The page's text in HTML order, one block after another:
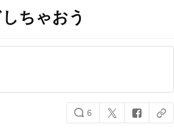
ちゃおう
6